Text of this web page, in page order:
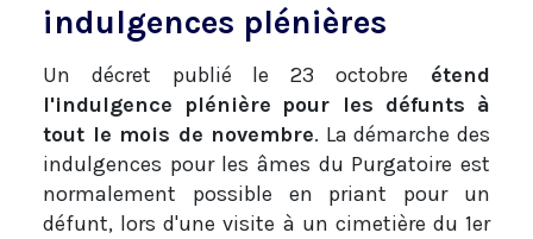
indulgences plénières
Un décret publié le 23 octobre étend
l'indulgence plénière pour les défunts à
tout le mois de novembre. La démarche des
indulgences pour les âmes du Purgatoire est
normalement possible en priant pour un
défunt, lors d'une visite à un cimetière du 1er